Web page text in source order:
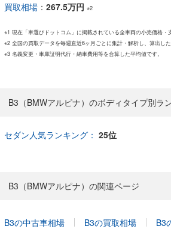
買取相場 ： 267.5万円 ※2
※1 現在「車選びドットコム」に掲載されている全車両の小売価格・
※2 全国の買取データを毎週直近6ヶ月ごとに集計・解析し、算出した
※3 名義変更・車庫証明代行・納車費用等を合算した平均値です。
B3（BMWアルピナ）のボディタイプ別ラ
セダン人気ランキング： 25位
B3（BMWアルピナ）の関連ページ
B3の中古車相場 B3の買取相場 B3